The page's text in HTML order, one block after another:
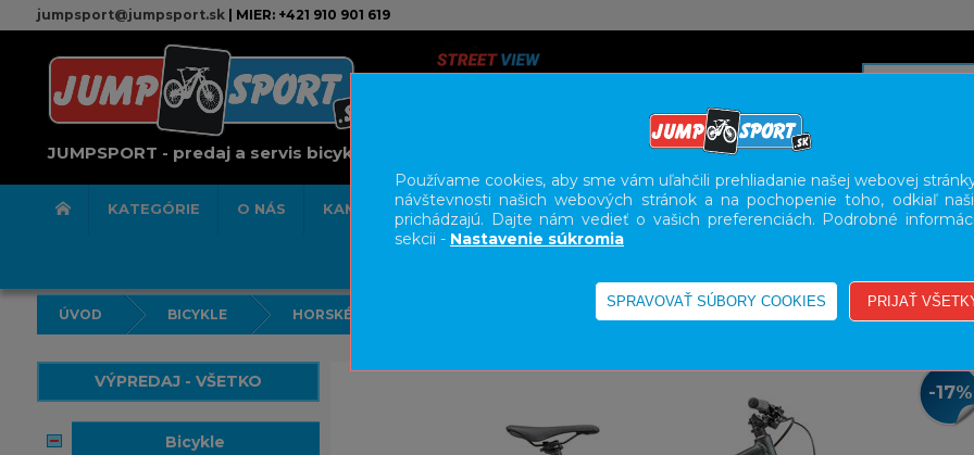
jumpsport@jumpsport.sk| MIER: +421 910 901 619
JUMPSPORT - predaj a servis bicyklov
KATEGÓRIE O NÁS KAMENNÁ PREDAJNA SERVIS SLUŽBY KARIÉRA BODY GEOMETRY
ÚVOD BICYKLE HORSKÉ BICYKLE HARDTAIL
VÝPREDAJ - VŠETKO
bicykle
-17%
Používame cookies, aby sme vám uľahčili prehliadanie našej webovej
návštevnosti našich webových stránok a na pochopenie toho, odkiaľ
prichádzajú. Dajte nám vedieť o vašich preferenciách. Podrobné
sekcii - Nastavenie súkromia